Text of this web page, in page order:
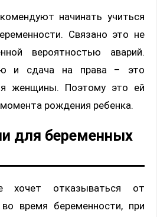
начинать учиться
Связано это не
вероятностью аварий.
и сдача на права – это
женщины. Поэтому это ей
рождения ребенка.
для беременных
хочет отказываться от
время беременности, при